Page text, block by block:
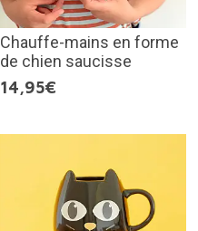
Chauffe-mains en forme
de chien saucisse
14,95€